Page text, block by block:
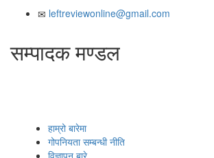
leftreviewonline@gmail.com
सम्पादक मण्डल
हाम्रो बारेमा
गोपनियता सम्बन्धी नीति
विज्ञापन बारे